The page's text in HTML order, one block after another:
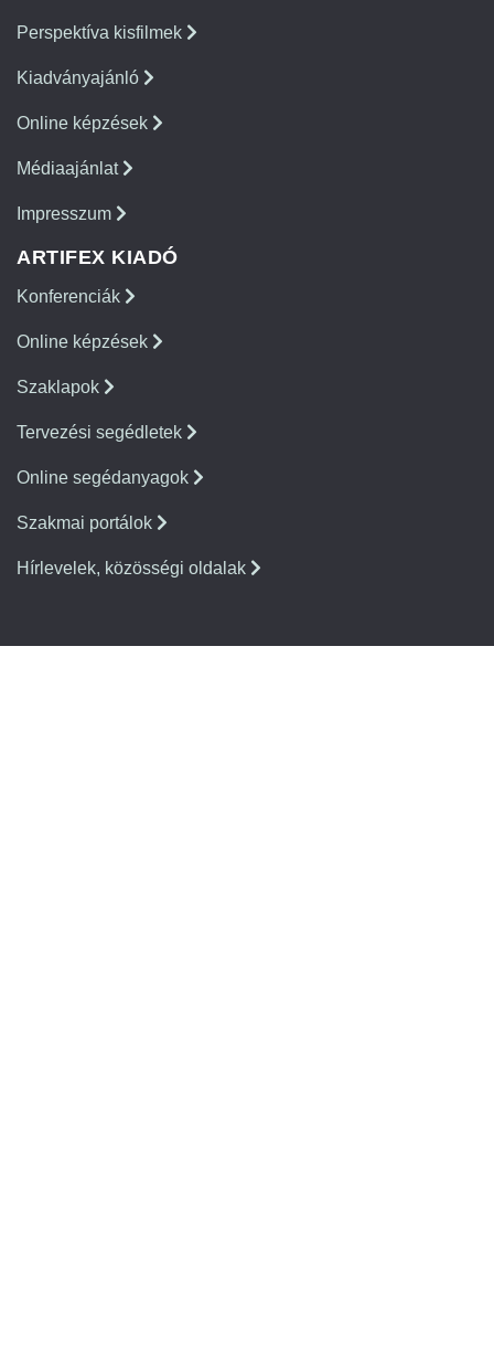
Perspektíva kisfilmek
Kiadványajánló
Online képzések
Médiaajánlat
Impresszum
ARTIFEX KIADÓ
Konferenciák
Online képzések
Szaklapok
Tervezési segédletek
Online segédanyagok
Szakmai portálok
Hírlevelek, közösségi oldalak